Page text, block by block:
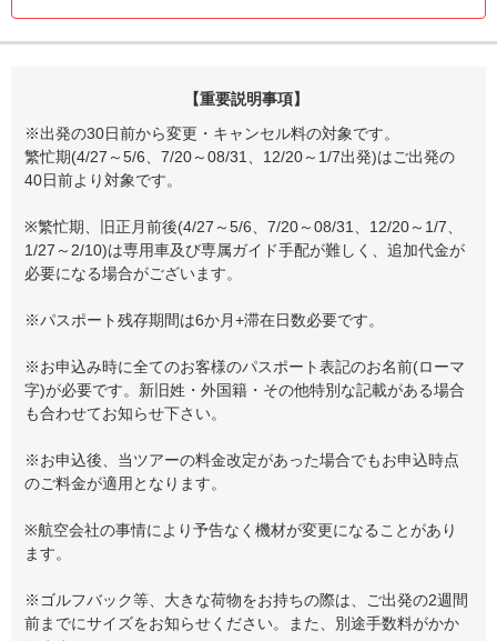
【重要説明事項】
※出発の30日前から変更・キャンセル料の対象です。
繁忙期(4/27～5/6、7/20～08/31、12/20～1/7出発)はご出発の
40日前より対象です。
※繁忙期、旧正月前後(4/27～5/6、7/20～08/31、12/20～1/7、
1/27～2/10)は専用車及び専属ガイド手配が難しく、追加代金が
必要になる場合がございます。
※パスポート残存期間は6か月+滞在日数必要です。
※お申込み時に全てのお客様のパスポート表記のお名前(ローマ
字)が必要です。新旧姓・外国籍・その他特別な記載がある場合
も合わせてお知らせ下さい。
※お申込後、当ツアーの料金改定があった場合でもお申込時点
のご料金が適用となります。
※航空会社の事情により予告なく機材が変更になることがあり
ます。
※ゴルフバック等、大きな荷物をお持ちの際は、ご出発の2週間
前までにサイズをお知らせください。また、別途手数料がかか